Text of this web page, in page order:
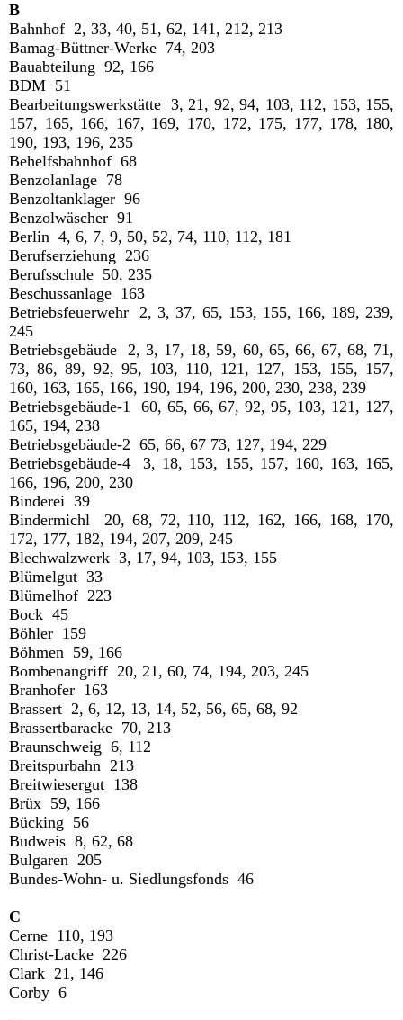
B
Bahnhof 2, 33, 40, 51, 62, 141, 212, 213
Bamag-Büttner-Werke 74, 203
Bauabteilung 92, 166
BDM 51
Bearbeitungswerkstätte 3, 21, 92, 94, 103, 112, 153, 155,
157, 165, 166, 167, 169, 170, 172, 175, 177, 178, 180,
190, 193, 196, 235
Behelfsbahnhof 68
Benzolanlage 78
Benzoltanklager 96
Benzolwäscher 91
Berlin 4, 6, 7, 9, 50, 52, 74, 110, 112, 181
Berufserziehung 236
Berufsschule 50, 235
Beschussanlage 163
Betriebsfeuerwehr 2, 3, 37, 65, 153, 155, 166, 189, 239,
245
Betriebsgebäude 2, 3, 17, 18, 59, 60, 65, 66, 67, 68, 71,
73, 86, 89, 92, 95, 103, 110, 121, 127, 153, 155, 157,
160, 163, 165, 166, 190, 194, 196, 200, 230, 238, 239
Betriebsgebäude-1 60, 65, 66, 67, 92, 95, 103, 121, 127,
165, 194, 238
Betriebsgebäude-2 65, 66, 67 73, 127, 194, 229
Betriebsgebäude-4 3, 18, 153, 155, 157, 160, 163, 165,
166, 196, 200, 230
Binderei 39
Bindermichl 20, 68, 72, 110, 112, 162, 166, 168, 170,
172, 177, 182, 194, 207, 209, 245
Blechwalzwerk 3, 17, 94, 103, 153, 155
Blümelgut 33
Blümelhof 223
Bock 45
Böhler 159
Böhmen 59, 166
Bombenangriff 20, 21, 60, 74, 194, 203, 245
Branhofer 163
Brassert 2, 6, 12, 13, 14, 52, 56, 65, 68, 92
Brassertbaracke 70, 213
Braunschweig 6, 112
Breitspurbahn 213
Breitwiesergut 138
Brüx 59, 166
Bücking 56
Budweis 8, 62, 68
Bulgaren 205
Bundes-Wohn- u. Siedlungsfonds 46
C
Cerne 110, 193
Christ-Lacke 226
Clark 21, 146
Corby 6